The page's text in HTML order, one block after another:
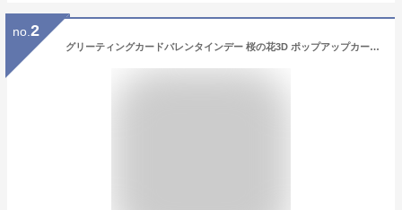
no. 2
グリーティングカードバレンタインデー 桜の花3D ポップアップカードVanow 桜の花 Vanow すべての行事のためのポップアップ